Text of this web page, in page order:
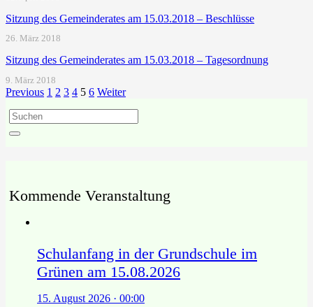
Sitzung des Gemeinderates am 15.03.2018 – Beschlüsse
26. März 2018
Sitzung des Gemeinderates am 15.03.2018 – Tagesordnung
9. März 2018
Previous 1 2 3 4 5 6 Weiter
Kommende Veranstaltung
Schulanfang in der Grundschule im
Grünen am 15.08.2026
15. August 2026 · 00:00